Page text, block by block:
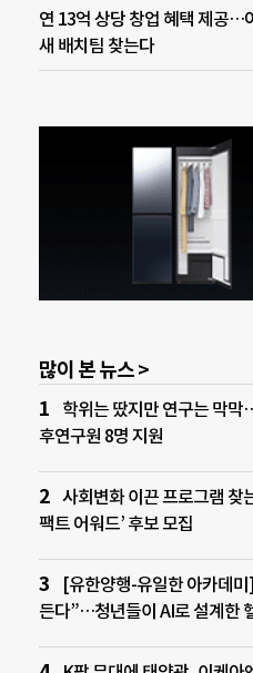
연 13억 상당 창업 혜택 제공…
새 배치팀 찾는다
많이 본 뉴스 >
학위는 땄지만 연구는 막
후연구원 8명 지원
사회변화 이끈 프로그램 찾
팩트 어워드’ 후보 모집
[유한양행-유일한 아카데
든다”…청년들이 AI로 설계한